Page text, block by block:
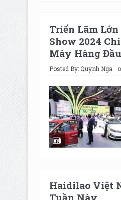
Triển Lãm
Show 2024
Máy Hàng Đầu
Posted By:Quynh Nga
Haidilao Việt
Tuần Này